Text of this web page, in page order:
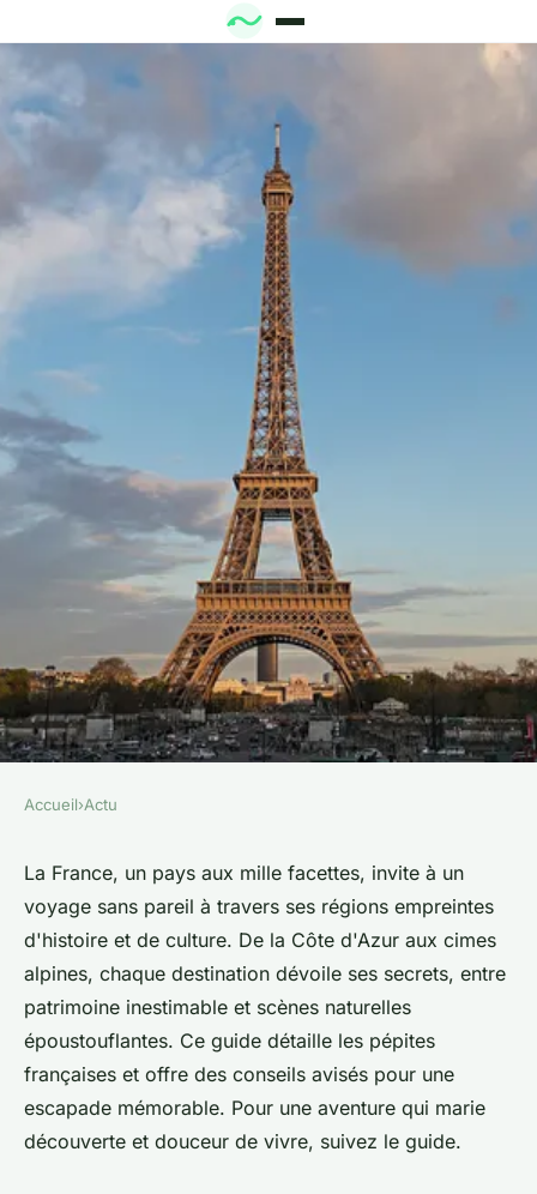
Tourisme en France : guide
incontournable des
destinations
colette•6 juin 2024•2 min de lecture
Accueil›Actu
La France, un pays aux mille facettes, invite à un
voyage sans pareil à travers ses régions empreintes
d'histoire et de culture. De la Côte d'Azur aux cimes
alpines, chaque destination dévoile ses secrets, entre
patrimoine inestimable et scènes naturelles
époustouflantes. Ce guide détaille les pépites
françaises et offre des conseils avisés pour une
escapade mémorable. Pour une aventure qui marie
découverte et douceur de vivre, suivez le guide.